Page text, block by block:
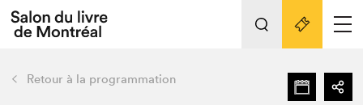
Tout sur l'édition 2022
retour Nos activités
Retour à la programmation